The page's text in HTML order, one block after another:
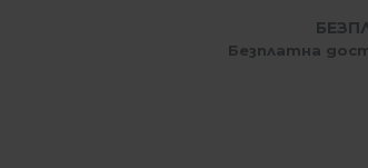
Безплатна